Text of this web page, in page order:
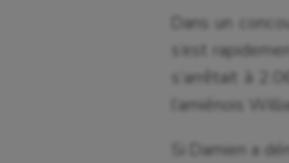
Dans un
s’est
s’arrêtait à
l’amiénois
Si Damien a